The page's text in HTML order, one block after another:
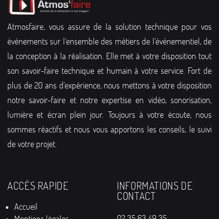
Atmosfaire, vous assure de la solution technique pour vos
événements sur l'ensemble des métiers de l'événementiel, de
la conception à la réalisation. Elle met à votre disposition tout
son savoir-faire technique et humain à votre service. Fort de
plus de 20 ans d'expérience, nous mettons à votre disposition
notre savoir-faire et notre expertise en vidéo, sonorisation,
lumière et écran plein jour. Toujours à votre écoute, nous
sommes réactifs et nous vous apportons les conseils, le suivi
de votre projet.
ACCÈS RAPIDE
Accueil
INFORMATIONS DE
CONTACT